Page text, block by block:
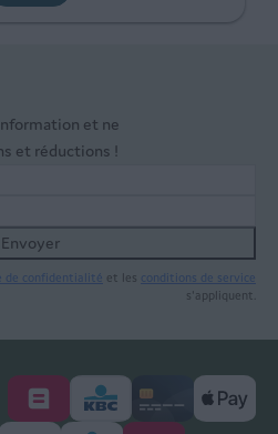
et ne
et réductions !
Envoyer
de confidentialité et les conditions de service
s'appliquent.